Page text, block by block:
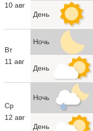
10 авг
День
Вт
11 авг
Ночь
День
Ср
12 авг
Ночь
День